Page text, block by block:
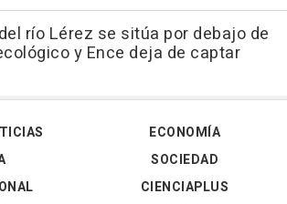
río Lérez se sitúa por debajo de
y Ence deja de captar
ECONOMÍA
SOCIEDAD
CIENCIAPLUS